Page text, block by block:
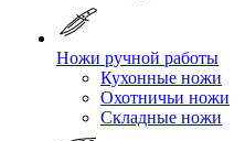
Ножи ручной работы
Кухонные ножи
Охотничьи ножи
Складные ножи